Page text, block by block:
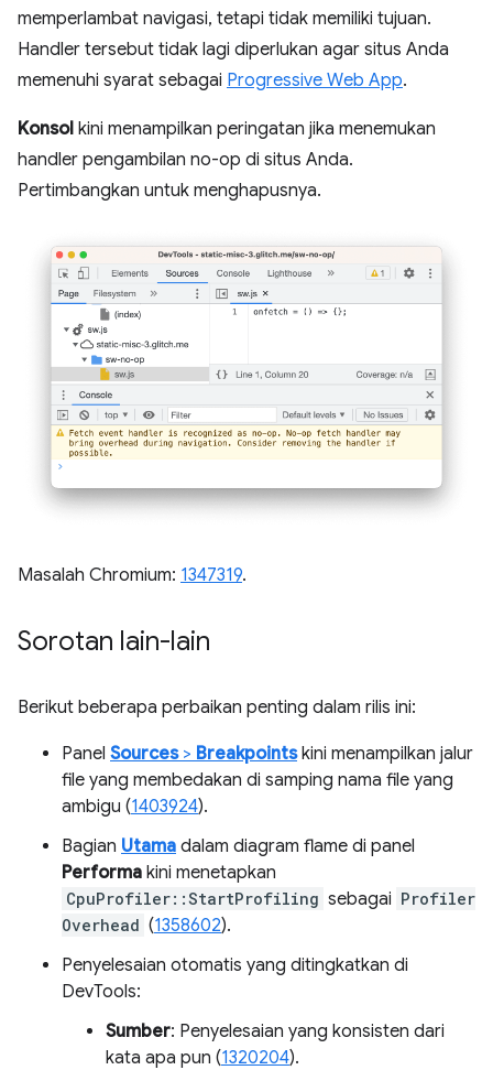
memperlambat navigasi, tetapi tidak memiliki tujuan.
Handler tersebut tidak lagi diperlukan agar situs Anda
memenuhi syarat sebagai Progressive Web App.
Konsol kini menampilkan peringatan jika menemukan
handler pengambilan no-op di situs Anda.
Pertimbangkan untuk menghapusnya.
Masalah Chromium: 1347319.
Sorotan lain-lain
Berikut beberapa perbaikan penting dalam rilis ini:
Panel Sources> Breakpointskini menampilkan jalur
file yang membedakan di samping nama file yang
ambigu (1403924).
Bagian Utama dalam diagram flame di panel
Performa kini menetapkan
CpuProfiler::StartProfiling sebagai Profiler
Overhead (1358602).
Penyelesaian otomatis yang ditingkatkan di
DevTools:
Sumber: Penyelesaian yang konsisten dari
kata apa pun (1320204).